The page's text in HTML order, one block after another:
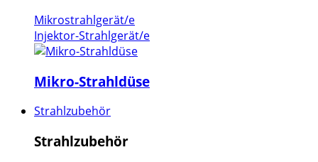
Mikrostrahlgerät/e
Injektor-Strahlgerät/e
Mikro-Strahldüse
Strahlzubehör
Strahlzubehör